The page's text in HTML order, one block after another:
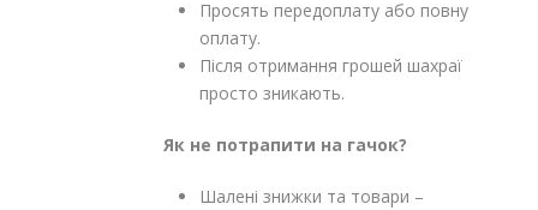
Просять передоплату або повну
оплату.
Після отримання грошей шахраї
просто зникають.
Як не потрапити на гачок?
Шалені знижки та товари –